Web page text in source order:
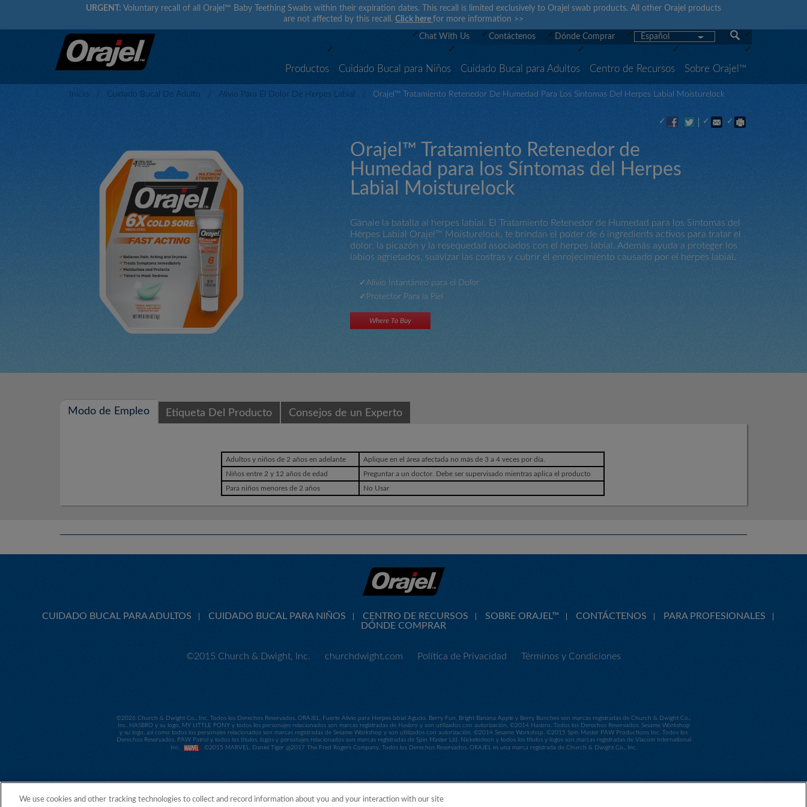
URGENT: Voluntary recall of all Orajel™ Baby Teething Swabs within their expiration dates. This recall is limited exclusively to Orajel swab products. All other Orajel products
are not affected by this recall. Click here for more information >>
Chat With Us Contáctenos Dónde Comprar Español
Productos Cuidado Bucal para Niños Cuidado Bucal para Adultos Centro de Recursos Sobre Orajel™
Inicio Cuidado Bucal De Adulto Alivio Para El Dolor De Herpes Labial Orajel™ Tratamiento Retenedor De Humedad Para Los Síntomas Del Herpes Labial Moisturelock
Orajel™ Tratamiento Retenedor de
Humedad para los Síntomas del Herpes
Labial Moisturelock
Gánale la batalla al herpes labial. El Tratamiento Retenedor de Humedad para los Síntomas del
Herpes Labial Orajel™ Moisturelock, te brindan el poder de 6 ingredients activos para tratar el
dolor, la picazón y la resequedad asociados con el herpes labial. Además ayuda a proteger los
labios agrietados, suavizar las costras y cubrir el enrojecimiento causado por el herpes labial.
Alivio Intantáneo para el Dolor
Protector Para la Piel
Where To Buy
Modo de Empleo Etiqueta Del Producto Consejos de un Experto
Adultos y niños de 2 años en adelante
Aplique en el área afectada no más de 3 a 4 veces por día.
Niños entre 2 y 12 años de edad
Preguntar a un doctor. Debe ser supervisado mientras aplica el producto
Para niños menores de 2 años
No Usar
CUIDADO BUCAL PARA ADULTOS CUIDADO BUCAL PARA NIÑOS CENTRO DE RECURSOS SOBRE ORAJEL™ CONTÁCTENOS
PARA PROFESIONALES
DÓNDE COMPRAR
©2015 Church & Dwight, Inc. churchdwight.com Política de Privacidad Términos y Condiciones
©2026 Church & Dwight Co., Inc. Todos los Derechos Reservados. ORAJEL, Fuerte Alivio para Herpes labial Agudo, Berry Fun, Bright Banana Apple y Berry Bunches son marcas registradas de Church & Dwight Co.,
Inc. HASBRO y su logo, MY LITTLE PONY y todos los personajes relacionados son marcas registradas de Hasbro y son utilizados con autorización. ©2014 Hasbro. Todos los Derechos Reservados. Sesame Workshop
y su logo, así como todos los personales relacionados son marcas registradas de Sesame Workshop y son utilizados con autorización. ©2014 Sesame Workshop. ©2015 Spin Master PAW Productions Inc. Todos los
Derechos Reservados. PAW Patrol y todos los títulos, logos y personajes relacionados son marcas registradas de Spin Master Ltd. Nickelodeon y todos los títulos y logos son marcas registradas de Viacom International
Inc.
©2015 MARVEL. Daniel Tiger @2017 The Fred Rogers Company. Todos los Derechos Reservados. ORAJEL es una marca registrada de Church & Dwight Co., Inc.
We use cookies and other tracking technologies to collect and record information about you and your interaction with our site